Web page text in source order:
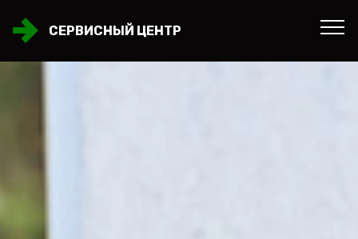
СЕРВИСНЫЙ ЦЕНТР